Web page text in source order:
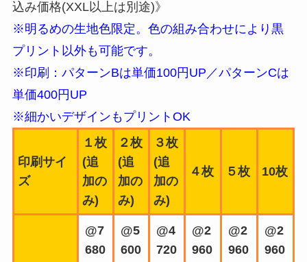
込み価格(XXL以上は別途)》
※明るめの生地色限定。色の組み合わせにより黒
プリント以外も可能です。
※印刷：パターンBは単価100円UP／パターンCは
単価400円UP
※細かいデザインもプリントOK
印刷サイ
ズ
１枚
(追
加の
み)
２枚
(追
加の
み)
３枚
(追
加の
み)
４枚 ５枚 10枚
@7
680
@5
600
@4
720
@2
960
@2
960
@2
960